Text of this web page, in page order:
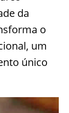
da
o
um
único